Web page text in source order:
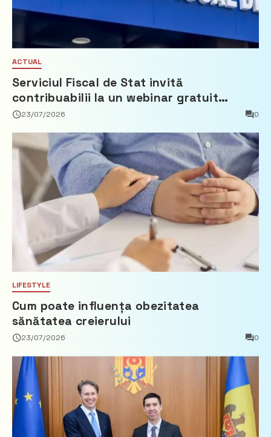
ACTUAL
Serviciul Fiscal de Stat invită
contribuabilii la un webinar gratuit
privind calculul impozitului pe bunurile
23/07/2026 0
LIFESTYLE
Cum poate influența obezitatea
sănătatea creierului
23/07/2026 0